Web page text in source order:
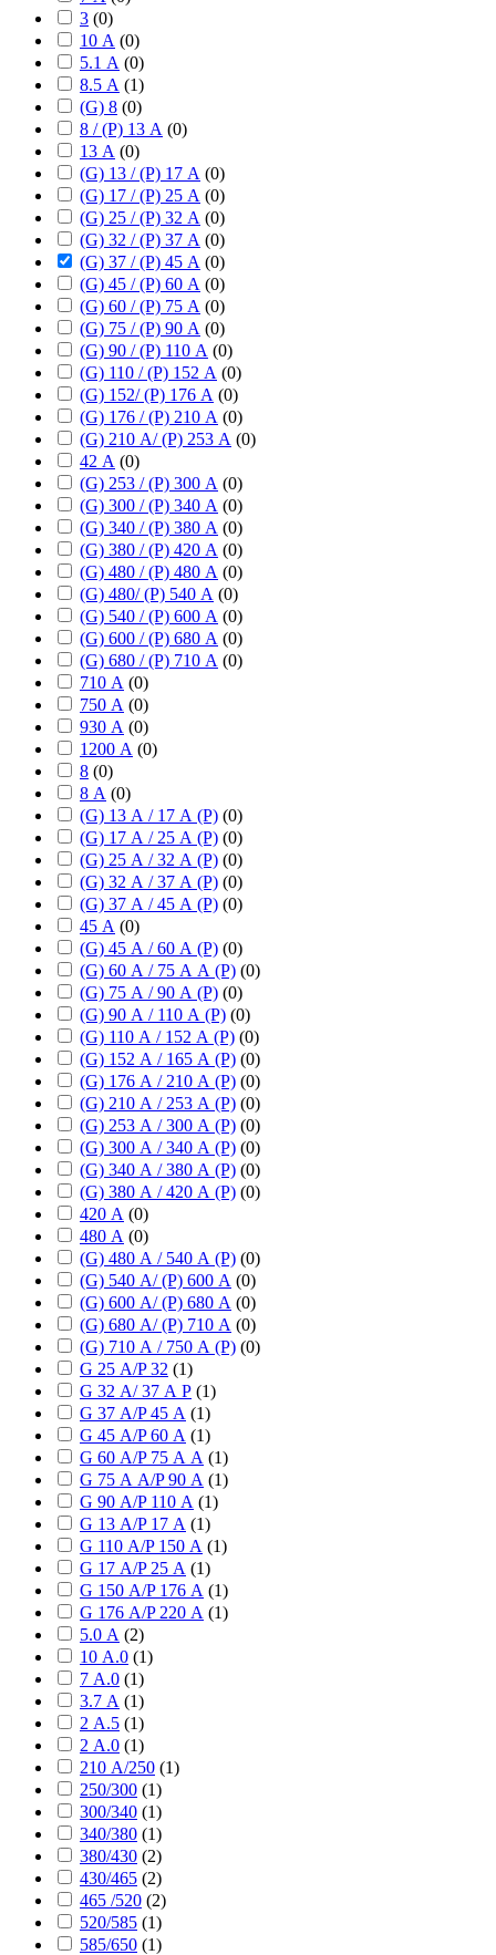
3 (0)
10 А (0)
5.1 А (0)
8.5 А (1)
(G) 8 (0)
8 / (P) 13 А (0)
13 А (0)
(G) 13 / (P) 17 А (0)
(G) 17 / (P) 25 А (0)
(G) 25 / (P) 32 А (0)
(G) 32 / (P) 37 А (0)
(G) 37 / (P) 45 А (0)
(G) 45 / (P) 60 А (0)
(G) 60 / (P) 75 А (0)
(G) 75 / (P) 90 А (0)
(G) 90 / (P) 110 А (0)
(G) 110 / (P) 152 А (0)
(G) 152/ (P) 176 А (0)
(G) 176 / (P) 210 А (0)
(G) 210 А/ (P) 253 А (0)
42 А (0)
(G) 253 / (P) 300 А (0)
(G) 300 / (P) 340 А (0)
(G) 340 / (P) 380 А (0)
(G) 380 / (P) 420 А (0)
(G) 480 / (P) 480 А (0)
(G) 480/ (P) 540 А (0)
(G) 540 / (P) 600 А (0)
(G) 600 / (P) 680 А (0)
(G) 680 / (P) 710 А (0)
710 А (0)
750 А (0)
930 А (0)
1200 А (0)
8 (0)
8 А (0)
(G) 13 А / 17 А (P) (0)
(G) 17 А / 25 А (P) (0)
(G) 25 А / 32 А (P) (0)
(G) 32 А / 37 А (P) (0)
(G) 37 А / 45 А (P) (0)
45 А (0)
(G) 45 А / 60 А (P) (0)
(G) 60 А / 75 А А (P) (0)
(G) 75 А / 90 А (P) (0)
(G) 90 А / 110 А (P) (0)
(G) 110 А / 152 А (P) (0)
(G) 152 А / 165 А (P) (0)
(G) 176 А / 210 А (P) (0)
(G) 210 А / 253 А (P) (0)
(G) 253 А / 300 А (P) (0)
(G) 300 А / 340 А (P) (0)
(G) 340 А / 380 А (P) (0)
(G) 380 А / 420 А (P) (0)
420 А (0)
480 А (0)
(G) 480 А / 540 А (P) (0)
(G) 540 А/ (P) 600 А (0)
(G) 600 А/ (P) 680 А (0)
(G) 680 А/ (P) 710 А (0)
(G) 710 А / 750 А (P) (0)
G 25 А/P 32 (1)
G 32 А/ 37 А P (1)
G 37 А/P 45 А (1)
G 45 А/P 60 А (1)
G 60 А/P 75 А А (1)
G 75 А А/P 90 А (1)
G 90 А/P 110 А (1)
G 13 А/P 17 А (1)
G 110 А/P 150 А (1)
G 17 А/P 25 А (1)
G 150 А/P 176 А (1)
G 176 А/P 220 А (1)
5.0 А (2)
10 А.0 (1)
7 А.0 (1)
3.7 А (1)
2 А.5 (1)
2 А.0 (1)
210 А/250 (1)
250/300 (1)
300/340 (1)
340/380 (1)
380/430 (2)
430/465 (2)
465 /520 (2)
520/585 (1)
585/650 (1)